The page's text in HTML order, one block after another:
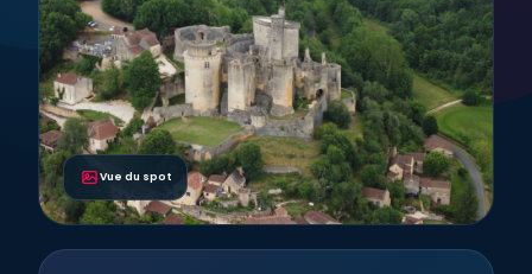
Vue du spot